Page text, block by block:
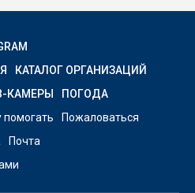
КАТАЛОГ ОРГАНИЗАЦИЙ
КАМЕРЫ
ПОГОДА
помогать
Пожаловаться
Почта